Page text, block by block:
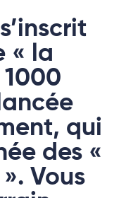
« la
qui
des «
Vous